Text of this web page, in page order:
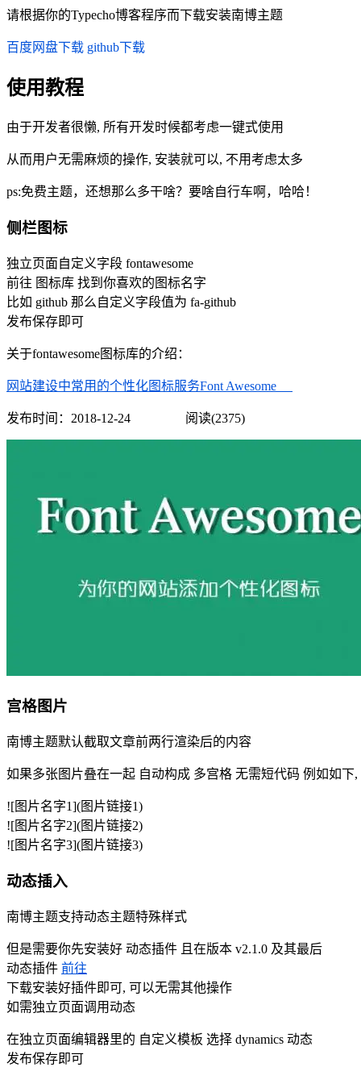
请根据你的Typecho博客程序而下载安装南博主题
百度网盘下载 github下载
使用教程
由于开发者很懒, 所有开发时候都考虑一键式使用
从而用户无需麻烦的操作, 安装就可以, 不用考虑太多
ps:免费主题，还想那么多干啥？要啥自行车啊，哈哈！
侧栏图标
独立页面自定义字段 fontawesome
前往 图标库 找到你喜欢的图标名字
比如 github 那么自定义字段值为 fa-github
发布保存即可
关于fontawesome图标库的介绍：
网站建设中常用的个性化图标服务Font Awesome
发布时间： 2018-12-24 阅读(2375)
宫格图片
南博主题默认截取文章前两行渲染后的内容
如果多张图片叠在一起 自动构成 多宫格 无需短代码 例如如下
![图片名字1](图片链接1)
![图片名字2](图片链接2)
![图片名字3](图片链接3)
动态插入
南博主题支持动态主题特殊样式
但是需要你先安装好 动态插件 且在版本 v2.1.0 及其最后
动态插件 前往
下载安装好插件即可, 可以无需其他操作
如需独立页面调用动态
在独立页面编辑器里的 自定义模板 选择 dynamics 动态
发布保存即可